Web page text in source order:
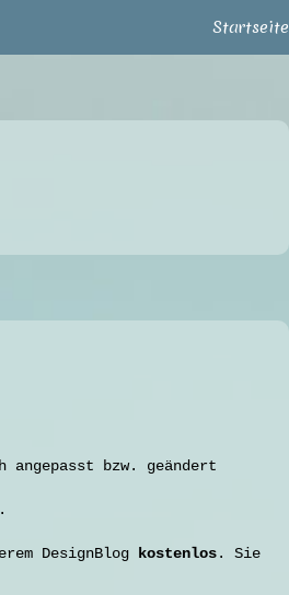
Startseite
angepasst bzw. geändert
DesignBlog kostenlos. Sie